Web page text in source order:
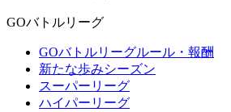
GOバトルリーグ
GOバトルリーグルール・報酬
新たな歩みシーズン
スーパーリーグ
ハイパーリーグ